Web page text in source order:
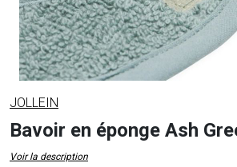
JOLLEIN
Bavoir en éponge Ash
Voir la description